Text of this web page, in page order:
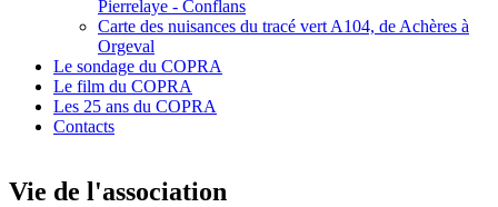
Pierrelaye - Conflans
Carte des nuisances du tracé vert A104, de Achères à
Orgeval
Le sondage du COPRA
Le film du COPRA
Les 25 ans du COPRA
Contacts
Vie de l'association